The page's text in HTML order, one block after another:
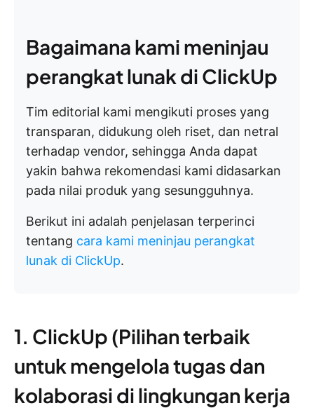
Bagaimana kami meninjau
perangkat lunak di ClickUp
Tim editorial kami mengikuti proses yang
transparan, didukung oleh riset, dan netral
terhadap vendor, sehingga Anda dapat
yakin bahwa rekomendasi kami didasarkan
pada nilai produk yang sesungguhnya.
Berikut ini adalah penjelasan terperinci
tentang cara kami meninjau perangkat
lunak di ClickUp.
1. ClickUp (Pilihan terbaik
untuk mengelola tugas dan
kolaborasi di lingkungan kerja